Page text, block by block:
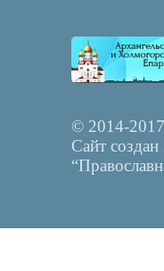
© 2014-2017
Сайт создан